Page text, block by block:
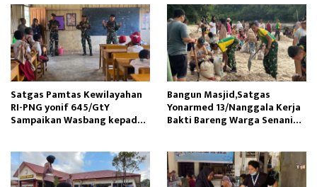
Satgas Pamtas Kewilayahan
RI-PNG yonif 645/GtY
Sampaikan Wasbang kepada
Bangun Masjid,Satgas
Yonarmed 13/Nanggala Kerja
Bakti Bareng Warga Senaning